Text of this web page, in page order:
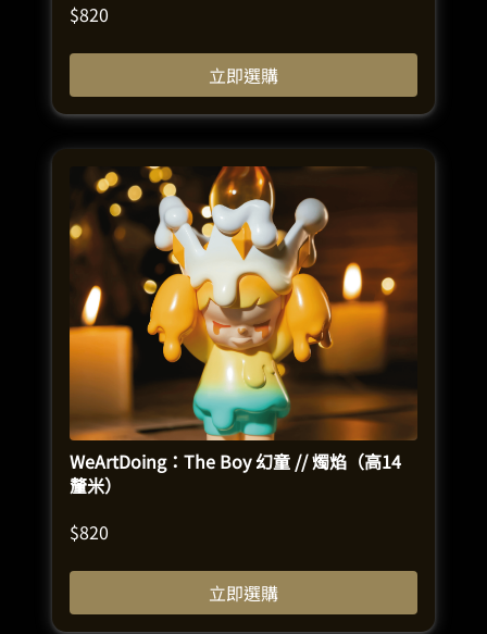
$820
立即選購
WeArtDoing：The Boy 幻童 // 燭焰（高14
釐米）
$820
立即選購